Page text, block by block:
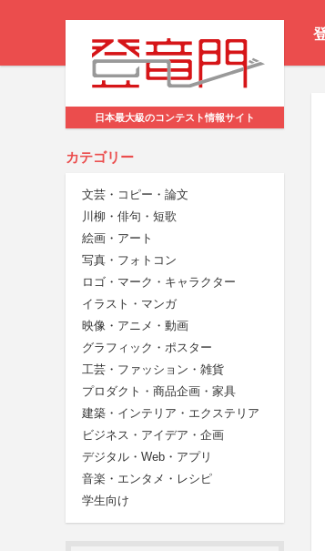
日本最大級のコンテスト情報サイト
カテゴリー
文芸・コピー・論文
川柳・俳句・短歌
絵画・アート
写真・フォトコン
ロゴ・マーク・キャラクター
イラスト・マンガ
映像・アニメ・動画
グラフィック・ポスター
工芸・ファッション・雑貨
プロダクト・商品企画・家具
建築・インテリア・エクステリア
ビジネス・アイデア・企画
デジタル・Web・アプリ
音楽・エンタメ・レシピ
学生向け